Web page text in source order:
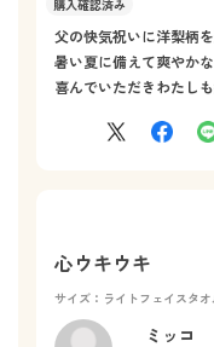
父の快気祝いに洋梨柄を
暑い夏に備えて爽やか
喜んでいただきわたし
心ウキウキ
サイズ：ライトフェイスタ
ミッコ